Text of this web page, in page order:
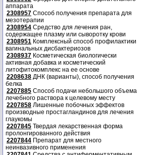
аппарата
2308957 Способ получения препарата для
мезотерапии
2308954 Средство для лечения ран,
содержащее плазму или сыворотку крови
2308951 Комплексный способ профилактики
вагинальных дисбактериозов
2308937 Косметическая биологически
активная добавка и косметический
литофитокомплекс на ее основе
2208638 ДНК (варианты), способ получения
белка
2207885 Способ подачи небольшого объема
лечебного раствора к целевому месту
2207858 Лишенные побочных эффектов
производные простагландинов для лечения
глаукомы
2207845 Твердая лекарственная форма
пролонгированного действия
2207844 Препарат для местного
неинвазивного применения